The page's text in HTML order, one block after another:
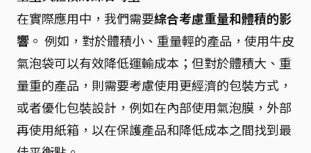
在實際應用中，我們需要綜合考慮重量和體積的影
響 。 例如，對於體積小、重量輕的產品，使用牛皮
氣泡袋可以有效降低運輸成本；但對於體積大、重
量重的產品，則需要考慮使用更經濟的包裝方式，
或者優化包裝設計，例如在內部使用氣泡膜，外部
再使用紙箱，以在保護產品和降低成本之間找到最